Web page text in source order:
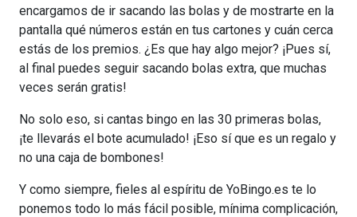
encargamos de ir sacando las bolas y de mostrarte en la
pantalla qué números están en tus cartones y cuán cerca
estás de los premios. ¿Es que hay algo mejor? ¡Pues sí,
al final puedes seguir sacando bolas extra, que muchas
veces serán gratis!
No solo eso, si cantas bingo en las 30 primeras bolas,
¡te llevarás el bote acumulado! ¡Eso sí que es un regalo y
no una caja de bombones!
Y como siempre, fieles al espíritu de YoBingo.es te lo
ponemos todo lo más fácil posible, mínima complicación,